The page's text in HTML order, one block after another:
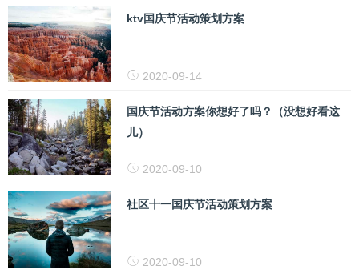
ktv国庆节活动策划方案
2020-09-14
国庆节活动方案你想好了吗？（没想好看这
儿）
2020-09-10
社区十一国庆节活动策划方案
2020-09-10